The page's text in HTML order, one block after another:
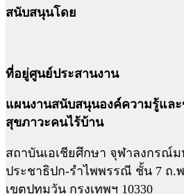
สนับสนุนโดย
ที่อยู่ศูนย์ประสานงาน
แผนงานสนับสนุนองค์ความรู้และ
สุขภาวะคนไร้บ้าน
สถาบันเอเชียศึกษา จุฬาลงกรณ์
ประชาธิปก-รำไพพรรณี ชั้น 7 ถ.
เขตปทุมวัน กรุงเทพฯ 10330